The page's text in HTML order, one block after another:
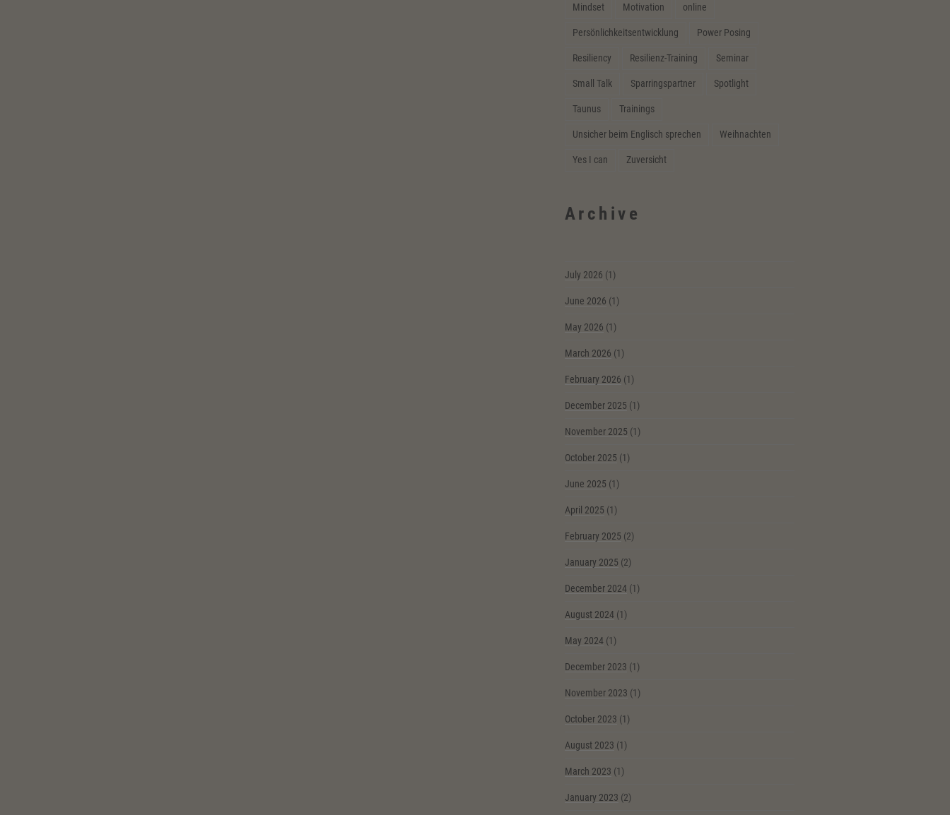
Mindset Motivation online
Persönlichkeitsentwicklung Power Posing
Resiliency Resilienz-Training Seminar
Small Talk Sparringspartner Spotlight
Taunus Trainings
Unsicher beim Englisch sprechen Weihnachten
Yes I can Zuversicht
Archive
July 2026 (1)
June 2026 (1)
May 2026 (1)
March 2026 (1)
February 2026 (1)
December 2025 (1)
November 2025 (1)
October 2025 (1)
June 2025 (1)
April 2025 (1)
February 2025 (2)
January 2025 (2)
December 2024(1)
August 2024(1)
May 2024(1)
December 2023 (1)
November 2023 (1)
October 2023 (1)
August 2023 (1)
March 2023 (1)
January 2023 (2)